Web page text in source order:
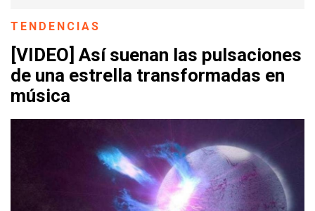
TENDENCIAS
[VIDEO] Así suenan las pulsaciones
de una estrella transformadas en
música